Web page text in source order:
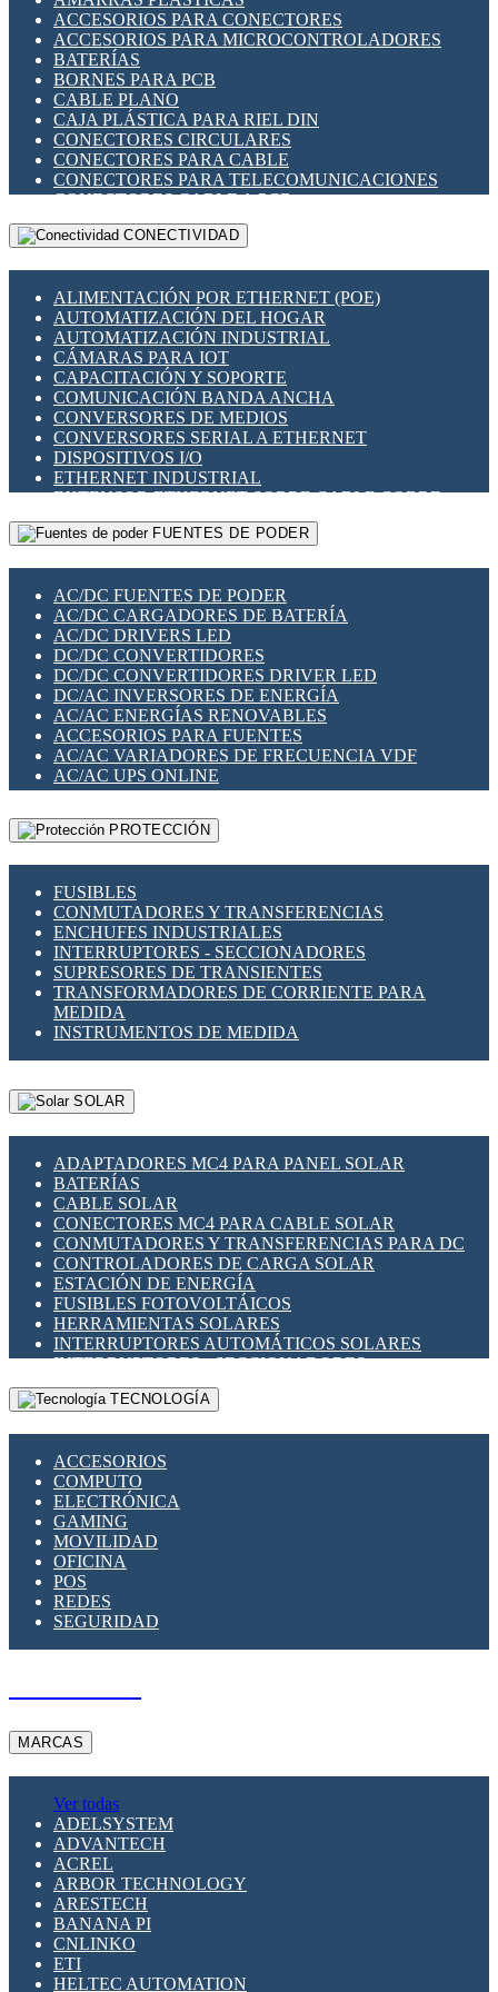
INDICADORES PARA PANEL
INTERFACES DE RELÉ
INTERRUPTORES FIN DE CARRERA
LLAVES CONMUTADORAS
MEDIDORES DE ENERGÍA Y TC'S DE CORRIENTE
MOTORES PASO A PASO
PANTALLAS HMI
PLC -CONTROLADORES LÓGICO PROGRAMABLES
PROGRAMADORES DE HORARIO
RELÉS DE PROTECCIÓN
SENSORES CAPACITIVOS
SENSORES INDUCTIVOS
TEMPORIZADORES
VARIACS
VARIADORES DE FRECUENCIA [VDF]
SECCIONADORES - INTERRUPTORES
MAQUINARIA
ACCESORIOS PARA CONECTORES
ACCESORIOS PARA MICROCONTROLADORES
BATERÍAS
BORNES PARA PCB
CABLE PLANO
CAJA PLÁSTICA PARA RIEL DIN
CONECTORES CIRCULARES
CONECTORES PARA CABLE
CONECTORES PARA TELECOMUNICACIONES
CONECTORES CABLE A PCB
CONECTORES PCB A CABLE
DIP SWITCHES
HERRAMIENTAS VARIAS
ILUMINACIÓN LED
INTERRUPTORES REED
INTERFACES DE RELÉ
OTROS RELÉS
PROTECCIÓN TÉRMICA
RELÉS AUTOMOTRICES
RELÉS DE SEÑAL
RELÉS DE ESTADO SÓLIDO SSR
RELÉS INDUSTRIALES
RELÉS MINIATURA DE POTENCIA
SENSORES MAGNÉTICOS
SWITCH Y MICROSWITCH
TARJETAS PI
UNIÓN Y DERIVACIÓN DE CABLE
CONECTIVIDAD
ALIMENTACIÓN POR ETHERNET (POE)
AUTOMATIZACIÓN DEL HOGAR
AUTOMATIZACIÓN INDUSTRIAL
CÁMARAS PARA IOT
CAPACITACIÓN Y SOPORTE
COMUNICACIÓN BANDA ANCHA
CONVERSORES DE MEDIOS
CONVERSORES SERIAL A ETHERNET
DISPOSITIVOS I/O
ETHERNET INDUSTRIAL
EXTENSOR ETHERNET SOBRE CABLE COBRE
GATEWAY LORAWAN
GESTIÓN DE REDES
PLACAS MODULARES IOT
SWITCHES Y REDES WIFI
SOLUCIONES IOT
SOLUCIONES LORAWAN
SOLUCIONES RED CELULAR
SEGURIDAD PARA REDES
SWITCHES LAN
TELEFONÍA IP (VOIP)
VIGILANCIA IP (CCTV)
MESHTASTIC
FUENTES DE PODER
AC/DC FUENTES DE PODER
AC/DC CARGADORES DE BATERÍA
AC/DC DRIVERS LED
DC/DC CONVERTIDORES
DC/DC CONVERTIDORES DRIVER LED
DC/AC INVERSORES DE ENERGÍA
AC/AC ENERGÍAS RENOVABLES
ACCESORIOS PARA FUENTES
AC/AC VARIADORES DE FRECUENCIA VDF
AC/AC UPS ONLINE
PROTECCIÓN
FUSIBLES
CONMUTADORES Y TRANSFERENCIAS
ENCHUFES INDUSTRIALES
INTERRUPTORES - SECCIONADORES
SUPRESORES DE TRANSIENTES
TRANSFORMADORES DE CORRIENTE PARA
MEDIDA
INSTRUMENTOS DE MEDIDA
SOLAR
ADAPTADORES MC4 PARA PANEL SOLAR
BATERÍAS
CABLE SOLAR
CONECTORES MC4 PARA CABLE SOLAR
CONMUTADORES Y TRANSFERENCIAS PARA DC
CONTROLADORES DE CARGA SOLAR
ESTACIÓN DE ENERGÍA
FUSIBLES FOTOVOLTÁICOS
HERRAMIENTAS SOLARES
INTERRUPTORES AUTOMÁTICOS SOLARES
INTERRUPTORES - SECCIONADORES
FOTOVOLTÁICOS
MONTAJE PANEL SOLAR
SUPRESOR DE TRANSIENTES SPDS PARA
APLICACIONES FOTOVOLTAICAS
TECNOLOGÍA
ACCESORIOS
COMPUTO
ELECTRÓNICA
GAMING
MOVILIDAD
OFICINA
POS
REDES
SEGURIDAD
MARCAS
Ver todas
ADELSYSTEM
ADVANTECH
ACREL
ARBOR TECHNOLOGY
ARESTECH
BANANA PI
CNLINKO
ETI
HELTEC AUTOMATION